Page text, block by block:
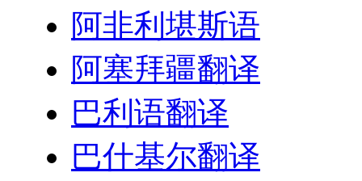
阿非利堪斯语
阿塞拜疆翻译
巴利语翻译
巴什基尔翻译